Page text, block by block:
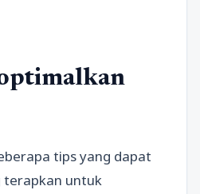
tips yang dapat
terapkan untuk